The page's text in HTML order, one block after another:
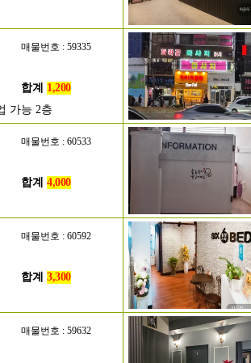
매물번호 : 59335
합계 1,200
가능 2층
매물번호 : 60533
합계 4,000
매물번호 : 60592
합계 3,300
매물번호 : 59632